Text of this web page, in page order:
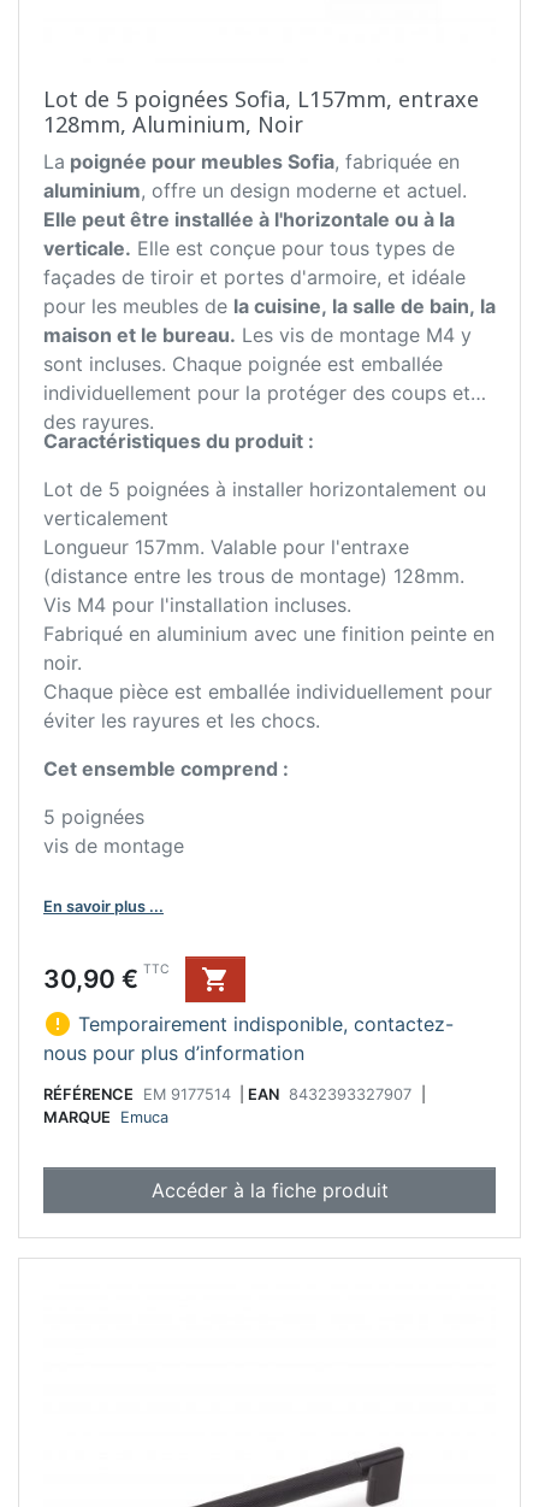
Lot de 5 poignées Sofia, L157mm, entraxe
128mm, Aluminium, Noir
La poignée pour meubles Sofia, fabriquée en
aluminium, offre un design moderne et actuel.
Elle peut être installée à l'horizontale ou à la
verticale. Elle est conçue pour tous types de
façades de tiroir et portes d'armoire, et idéale
pour les meubles de la cuisine, la salle de bain, la
maison et le bureau. Les vis de montage M4 y
sont incluses. Chaque poignée est emballée
individuellement pour la protéger des coups et
des rayures.
Caractéristiques du produit :
Lot de 5 poignées à installer horizontalement ou
verticalement
Longueur 157mm. Valable pour l'entraxe
(distance entre les trous de montage) 128mm.
Vis M4 pour l'installation incluses.
Fabriqué en aluminium avec une finition peinte en
noir.
Chaque pièce est emballée individuellement pour
éviter les rayures et les chocs.
Cet ensemble comprend :
5 poignées
vis de montage
En savoir plus ...
Prix
30,90 € TTC

 Temporairement indisponible, contactez-
nous pour plus d’information
RÉFÉRENCE EM 9177514 EAN 8432393327907
MARQUE
Emuca
Accéder à la fiche produit